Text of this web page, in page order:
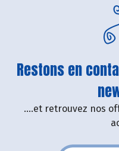
Restons en
....et retrouvez nos